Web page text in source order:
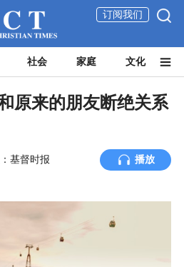
订阅我们
社会 家庭 文化
原来的朋友断绝关系
基督时报 播放